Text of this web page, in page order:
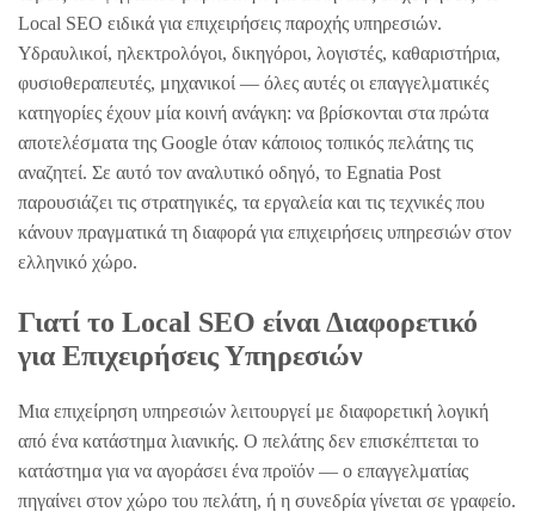
Local SEO ειδικά για επιχειρήσεις παροχής υπηρεσιών.
Υδραυλικοί, ηλεκτρολόγοι, δικηγόροι, λογιστές, καθαριστήρια,
φυσιοθεραπευτές, μηχανικοί — όλες αυτές οι επαγγελματικές
κατηγορίες έχουν μία κοινή ανάγκη: να βρίσκονται στα πρώτα
αποτελέσματα της Google όταν κάποιος τοπικός πελάτης τις
αναζητεί. Σε αυτό τον αναλυτικό οδηγό, το Egnatia Post
παρουσιάζει τις στρατηγικές, τα εργαλεία και τις τεχνικές που
κάνουν πραγματικά τη διαφορά για επιχειρήσεις υπηρεσιών στον
ελληνικό χώρο.
Γιατί το Local SEO είναι Διαφορετικό
για Επιχειρήσεις Υπηρεσιών
Μια επιχείρηση υπηρεσιών λειτουργεί με διαφορετική λογική
από ένα κατάστημα λιανικής. Ο πελάτης δεν επισκέπτεται το
κατάστημα για να αγοράσει ένα προϊόν — ο επαγγελματίας
πηγαίνει στον χώρο του πελάτη, ή η συνεδρία γίνεται σε γραφείο.